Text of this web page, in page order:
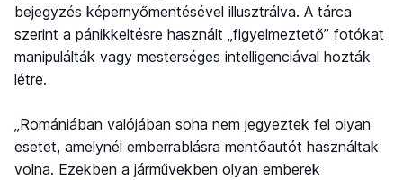
bejegyzés képernyőmentésével illusztrálva. A tárca
szerint a pánikkeltésre használt „figyelmeztető” fotókat
manipulálták vagy mesterséges intelligenciával hozták
létre.
„Romániában valójában soha nem jegyeztek fel olyan
esetet, amelynél emberrablásra mentőautót használtak
volna. Ezekben a járművekben olyan emberek